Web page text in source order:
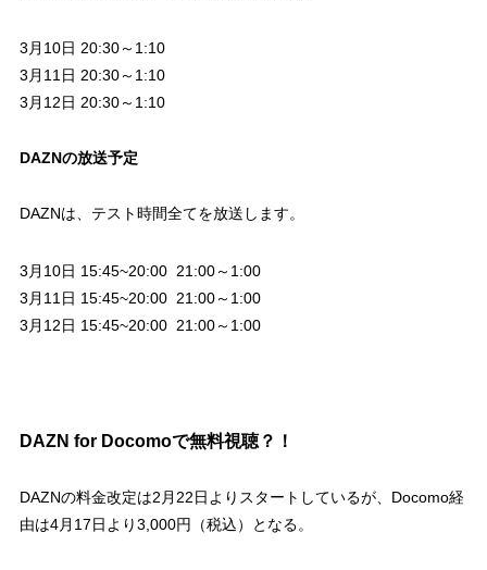
3月10日 20:30～1:10
3月11日 20:30～1:10
3月12日 20:30～1:10
DAZNの放送予定
DAZNは、テスト時間全てを放送します。
3月10日 15:45~20:00 21:00～1:00
3月11日 15:45~20:00 21:00～1:00
3月12日 15:45~20:00 21:00～1:00
DAZN for Docomoで無料視聴？！
DAZNの料金改定は2月22日よりスタートしているが、Docomo経
由は4月17日より3,000円（税込）となる。